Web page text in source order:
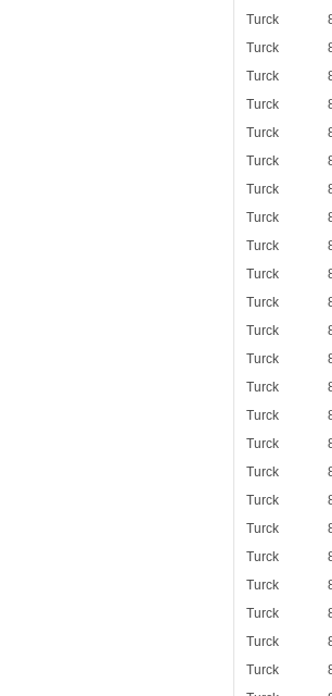
Turck
Turck
Turck
Turck
Turck
Turck
Turck
Turck
Turck
Turck
Turck
Turck
Turck
Turck
Turck
Turck
Turck
Turck
Turck
Turck
Turck
Turck
Turck
Turck